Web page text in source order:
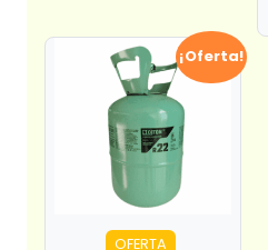
¡Oferta!
OFERTA